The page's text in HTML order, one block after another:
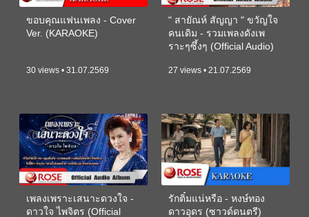
ขอบคุณแฟนเพลง - Cover
Ver. (KARAOKE)
30 views • 31.07.2569
" สายัณห์ สัญญา " ขวัญใจ
คนเดิม - รวมเพลงดังเพ
ราะๆซึ้งๆ (Official Audio)
27 views • 21.07.2569
เพลงเพราะเสนาะดวงใจ -
ดาวใจ ไพจิตร (Official
รักติ๋มแน่หรือ - หงษ์ทอง
ดาวอุดร (ซาวด์ดนตรี)